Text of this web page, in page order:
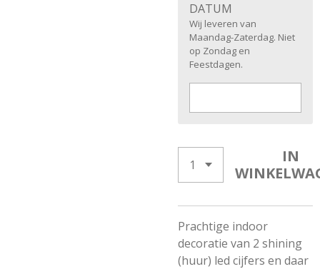
DATUM
Wij leveren van
Maandag-Zaterdag. Niet
op Zondag en
Feestdagen.
IN
Prachtige indoor
decoratie van 2 shining
(huur) led cijfers en daar